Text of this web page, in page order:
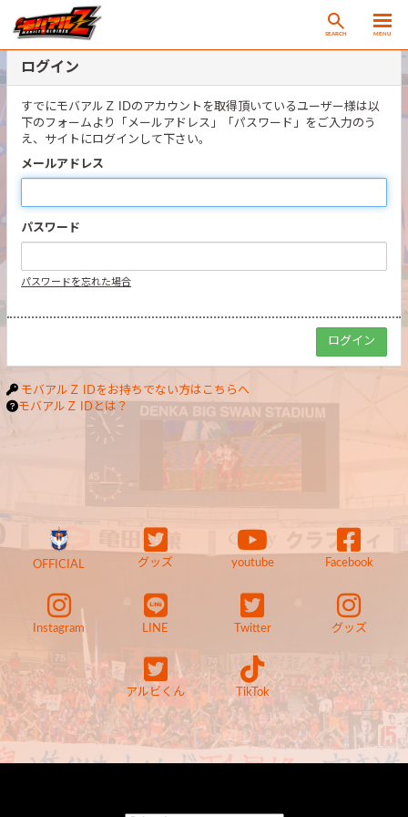
SEARCH MENU
ログイン
すでにモバアルＺ IDのアカウントを取得頂いているユーザー様は以
下のフォームより「メールアドレス」「パスワード」をご入力のう
え、サイトにログインして下さい。
メールアドレス
パスワード
パスワードを忘れた場合
モバアルＺ IDをお持ちでない方はこちらへ
モバアルＺ IDとは？
OFFICIAL グッズ youtube Facebook
Instagram LINE Twitter グッズ
アルビくん TikTok